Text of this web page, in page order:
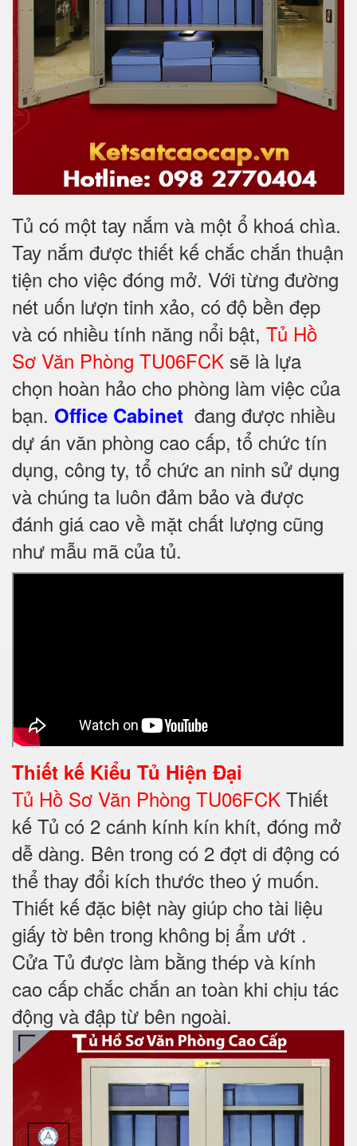
Tủ có một tay nắm và một ổ khoá chìa.
Tay nắm được thiết kế chắc chắn thuận
tiện cho việc đóng mở. Với từng đường
nét uốn lượn tinh xảo, có độ bền đẹp
và có nhiều tính năng nổi bật, Tủ Hồ
Sơ Văn Phòng TU06FCK sẽ là lựa
chọn hoàn hảo cho phòng làm việc của
bạn. Office Cabinet đang được nhiều
dự án văn phòng cao cấp, tổ chức tín
dụng, công ty, tổ chức an ninh sử dụng
và chúng ta luôn đảm bảo và được
đánh giá cao về mặt chất lượng cũng
như mẫu mã của tủ.
Thiết kế Kiểu Tủ Hiện Đại
Tủ Hồ Sơ Văn Phòng TU06FCK Thiết
kế Tủ có 2 cánh kính kín khít, đóng mở
dễ dàng. Bên trong có 2 đợt di động có
thể thay đổi kích thước theo ý muốn.
Thiết kế đặc biệt này giúp cho tài liệu
giấy tờ bên trong không bị ẩm ướt .
Cửa Tủ được làm bằng thép và kính
cao cấp chắc chắn an toàn khi chịu tác
động và đập từ bên ngoài.